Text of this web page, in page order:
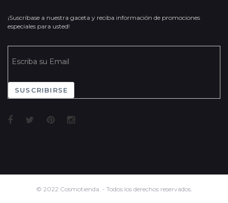
¡Suscríbase a nuestra gaceta y reciba información de promociones
especiales para usted!
SUSCRIBIRSE
© 2022 Cosmotienda. - Todos los derechos reservados.